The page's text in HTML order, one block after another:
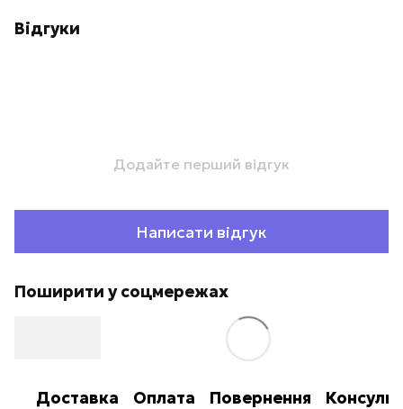
Відгуки
Додайте перший відгук
Написати відгук
Поширити у соцмережах
Доставка Оплата Повернення